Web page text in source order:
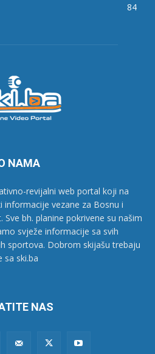
84
NAMA
revijalni web portal koji na
informacije vezane za Bosnu i
Sve bh. planine pokrivene su našim
svježe informacije sa svih
sportova. Dobrom skijašu trebaju
sa ski.ba
NAS